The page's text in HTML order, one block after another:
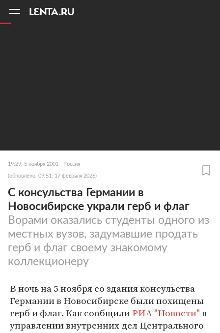
19:29, 5 ноября 2001 Россия
(обновлено: 09:51, 17 февраля 2026)
С консульства Германии в
Новосибирске украли герб и флаг
Ворами оказались студенты одного из
местных вузов, задумавшие продать
герб и флаг своему знакомому
коллекционеру
В ночь на 5 ноября со здания консульства
Германии в Новосибирске были похищены
герб и флаг. Как сообщилиРИА "Новости"в
управлении внутренних дел Центрального